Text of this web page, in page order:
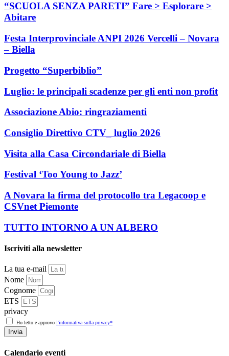
“SCUOLA SENZA PARETI” Fare > Esplorare >
Abitare
Festa Interprovinciale ANPI 2026 Vercelli – Novara
– Biella
Progetto “Superbiblio”
Luglio: le principali scadenze per gli enti non profit
Associazione Abio: ringraziamenti
Consiglio Direttivo CTV_ luglio 2026
Visita alla Casa Circondariale di Biella
Festival ‘Too Young to Jazz’
A Novara la firma del protocollo tra Legacoop e
CSVnet Piemonte
TUTTO INTORNO A UN ALBERO
Iscriviti alla newsletter
La tua e-mail
Nome
Cognome
ETS
privacy
Ho letto e approvo l'informativa sulla privacy*
Invia
Calendario eventi